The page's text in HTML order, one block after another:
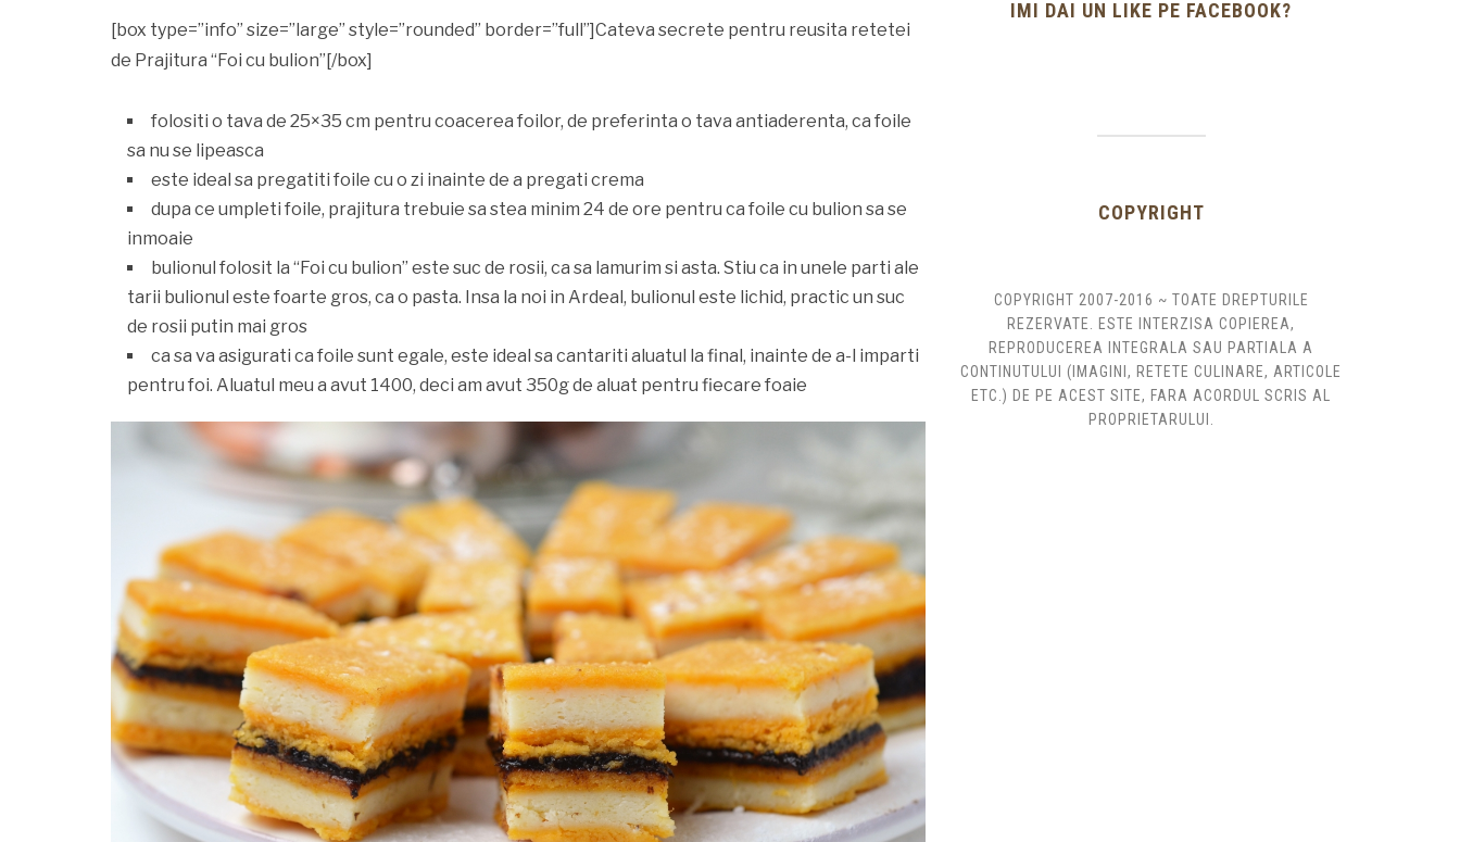
[box type=”info” size=”large” style=”rounded” border=”full”]Cateva secrete pentru reusita retetei
de Prajitura “Foi cu bulion”[/box]
folositi o tava de 25×35 cm pentru coacerea foilor, de preferinta o tava antiaderenta, ca foile
sa nu se lipeasca
este ideal sa pregatiti foile cu o zi inainte de a pregati crema
dupa ce umpleti foile, prajitura trebuie sa stea minim 24 de ore pentru ca foile cu bulion sa se
inmoaie
bulionul folosit la “Foi cu bulion” este suc de rosii, ca sa lamurim si asta. Stiu ca in unele parti ale
tarii bulionul este foarte gros, ca o pasta. Insa la noi in Ardeal, bulionul este lichid, practic un suc
de rosii putin mai gros
ca sa va asigurati ca foile sunt egale, este ideal sa cantariti aluatul la final, inainte de a-l imparti
pentru foi. Aluatul meu a avut 1400, deci am avut 350g de aluat pentru fiecare foaie
IMI DAI UN LIKE PE FACEBOOK?
COPYRIGHT
COPYRIGHT 2007-2016 ~ TOATE DREPTURILE
REZERVATE. ESTE INTERZISA COPIEREA,
REPRODUCEREA INTEGRALA SAU PARTIALA A
CONTINUTULUI (IMAGINI, RETETE CULINARE, ARTICOLE
ETC.) DE PE ACEST SITE, FARA ACORDUL SCRIS AL
PROPRIETARULUI.